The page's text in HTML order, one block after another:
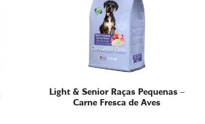
Light & Senior Raças Pequenas –
Carne Fresca de Aves